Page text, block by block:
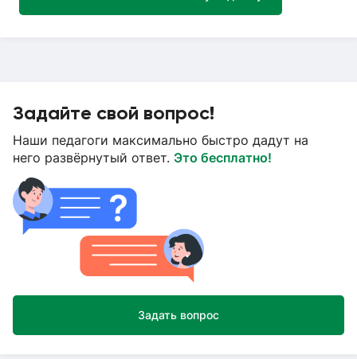
Задайте свой вопрос!
Наши педагоги максимально быстро дадут на
него развёрнутый ответ. Это бесплатно!
Задать вопрос